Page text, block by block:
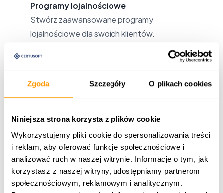
Zgoda Szczegóły O plikach cookies
Niniejsza strona korzysta z plików cookie
Wykorzystujemy pliki cookie do spersonalizowania treści
i reklam, aby oferować funkcje społecznościowe i
analizować ruch w naszej witrynie. Informacje o tym, jak
korzystasz z naszej witryny, udostępniamy partnerom
społecznościowym, reklamowym i analitycznym.
Programy lojalnościowe
Stwórz zaawansowane programy
lojalnościowe dla swoich klientów.
Automatyzuj i śledź przepływ dokumentów
w Twojej firmie.